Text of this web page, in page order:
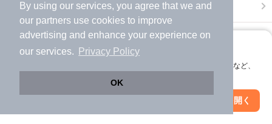
By using our services, you agree that we and
our partners use cookies to improve
advertising and enhance your experience on
our services.
Privacy Policy
OK
アプリに切り替えて、サクサクお部屋探し
会員登録なしですぐ使える。マップ検索やお気に入り保存など、
アプリを開く
絞り込み条件を変更
温水洗浄便座 オートロック
コンロ2口以上
TV付インターホン 角部屋
インターネット無料
ニフティ不動産 ニフティ不動産アプリ
＼Because／ ニフティ不動産
賃貸
貸店舗・店舗賃貸